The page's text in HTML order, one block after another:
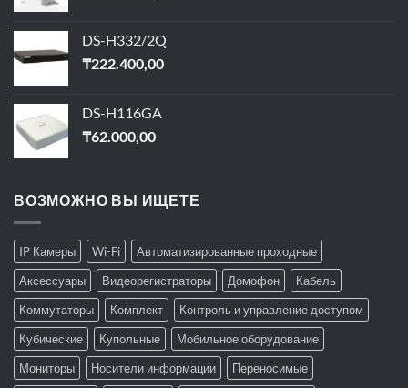
DS-H332/2Q
₸222.400,00
DS-H116GA
₸62.000,00
ВОЗМОЖНО ВЫ ИЩЕТЕ
IP Камеры Wi-Fi
Автоматизированные проходные
Аксессуары
Видеорегистраторы Домофон
Кабель
Коммутаторы
Комплект
Контроль и управление доступом
Кубические
Купольные
Мобильное оборудование
Мониторы
Носители информации
Переносимые